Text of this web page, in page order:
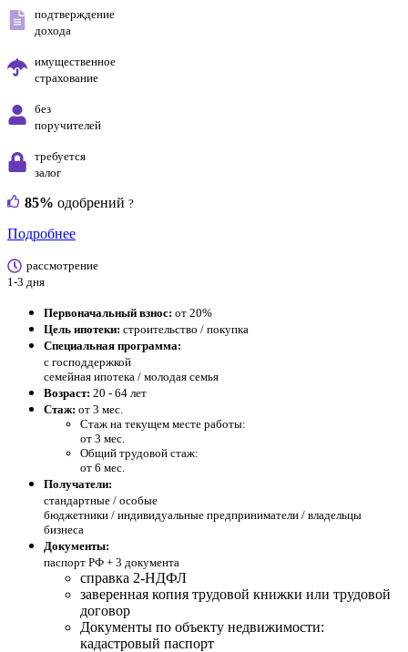
подтверждение
дохода
имущественное
страхование
без
поручителей
требуется
залог
85% одобрений ?
Подробнее
рассмотрение
1-3 дня
Первоначальный взнос: от 20%
Цель ипотеки: строительство / покупка
Специальная программа:
с господдержкой
семейная ипотека / молодая семья
Возраст: 20 - 64 лет
Стаж: от 3 мес.
Стаж на текущем месте работы:
от 3 мес.
Общий трудовой стаж:
от 6 мес.
Получатели:
стандартные / особые
бюджетники / индивидуальные предприниматели / владельцы
бизнеса
Документы:
паспорт РФ + 3 документа
справка 2-НДФЛ
заверенная копия трудовой книжки или трудовой
договор
Документы по объекту недвижимости:
кадастровый паспорт